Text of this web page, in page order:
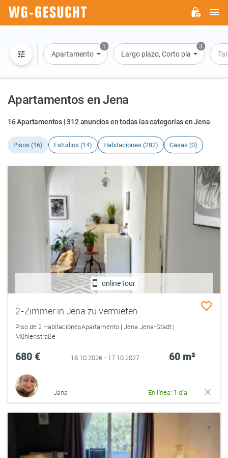
1
Apartamento
3
Largo plazo, Corto plazo, Alquiler
Apartamentos en Jena
16 Apartamentos | 312 anuncios en todas las categorías en Jena
Pisos (16) Estudios (14) Habitaciones (282) Casas (0)
online tour
2-Zimmer in Jena zu vermieten
Piso de 2 HabitaciónesApartamento | Jena Jena-Stadt |
Mühlenstraße
680 € 18.10.2026 - 17.10.2027 60 m²
Jana En línea: 1 día